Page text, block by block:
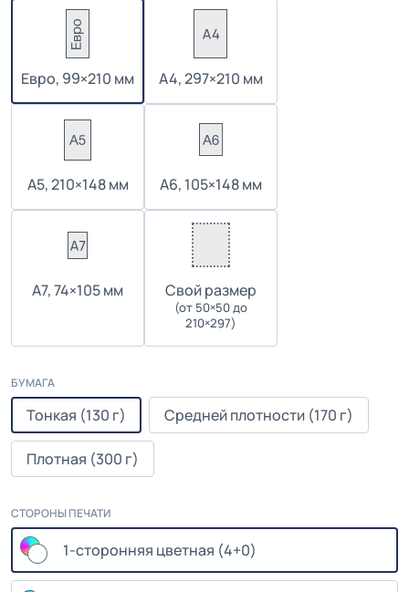
Евро, 99×210 мм А4, 297×210 мм
А5, 210×148 мм А6, 105×148 мм
А7, 74×105 мм Cвой размер
(от 50×50 до
210×297)
БУМАГА
Тонкая (130 г) Средней плотности (170 г)
Плотная (300 г)
СТОРОНЫ ПЕЧАТИ
1-сторонняя цветная (4+0)